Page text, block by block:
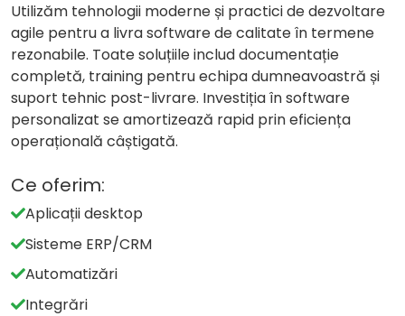
Utilizăm tehnologii moderne și practici de dezvoltare
agile pentru a livra software de calitate în termene
rezonabile. Toate soluțiile includ documentație
completă, training pentru echipa dumneavoastră și
suport tehnic post-livrare. Investiția în software
personalizat se amortizează rapid prin eficiența
operațională câștigată.
Ce oferim:
Aplicații desktop
Sisteme ERP/CRM
Automatizări
Integrări